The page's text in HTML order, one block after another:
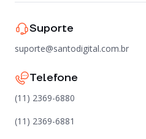
Suporte
suporte@santodigital.com.br
Telefone
(11) 2369-6880
(11) 2369-6881